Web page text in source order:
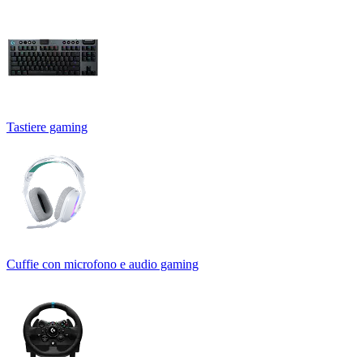
Tastiere gaming
Cuffie con microfono e audio gaming